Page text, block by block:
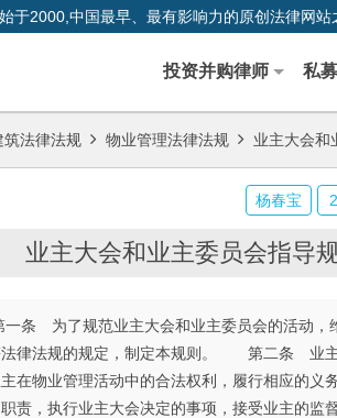
2000,中国最早、最有影响力的原创法律网站
投资并购律师 私
筑法律法规 物业管理法律法规 业主大会和
业主大会和业主委员会指导
了规范业主大会和业主委员会的活动，维
法律法规的规定，制定本规则。 第二条 业主
主在物业管理活动中的合法权利，履行相应
职责，执行业主大会决定的事项，接受业主
杨春宝